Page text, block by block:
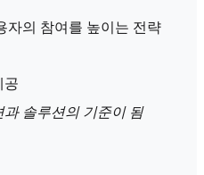
자의 참여를 높이는 전략
공
솔루션의 기준이 됨